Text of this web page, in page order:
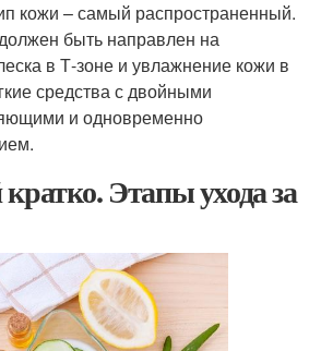
кожи – самый распространенный.
быть направлен на
в Т-зоне и увлажнение кожи в
средства с двойными
и одновременно
Этапы ухода за